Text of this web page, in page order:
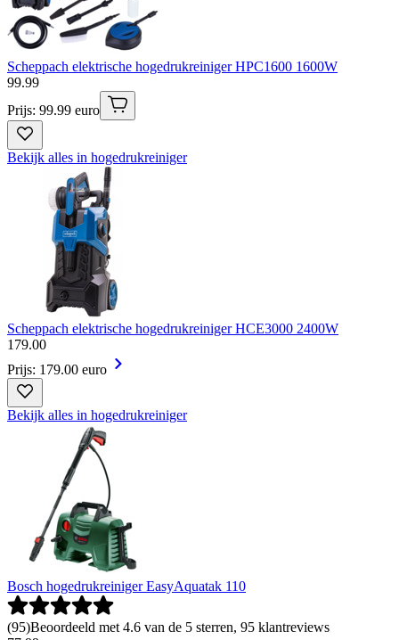
Scheppach elektrische hogedrukreiniger HPC1600 1600W
99.99
Prijs: 99.99 euro
Bekijk alles in hogedrukreiniger
Scheppach elektrische hogedrukreiniger HCE3000 2400W
179.00
Prijs: 179.00 euro
Bekijk alles in hogedrukreiniger
Bosch hogedrukreiniger EasyAquatak 110
(95)Beoordeeld met 4.6 van de 5 sterren, 95 klantreviews